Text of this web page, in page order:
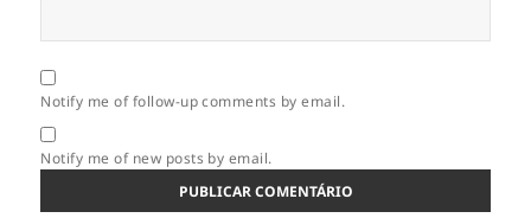
Notify me of follow-up comments by email.
Notify me of new posts by email.